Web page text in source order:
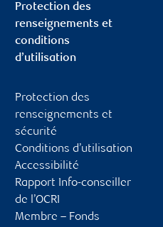
Protection des
renseignements et
conditions
d’utilisation
Protection des
renseignements et
sécurité
Conditions d’utilisation
Accessibilité
Rapport Info-conseiller
de l’OCRI
Membre – Fonds